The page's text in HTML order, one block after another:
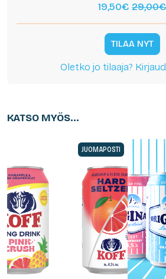
19,50€ 29,00€
TILAA NYT
Oletko jo tilaaja?
KATSO MYÖS...
JUOMAPOSTI